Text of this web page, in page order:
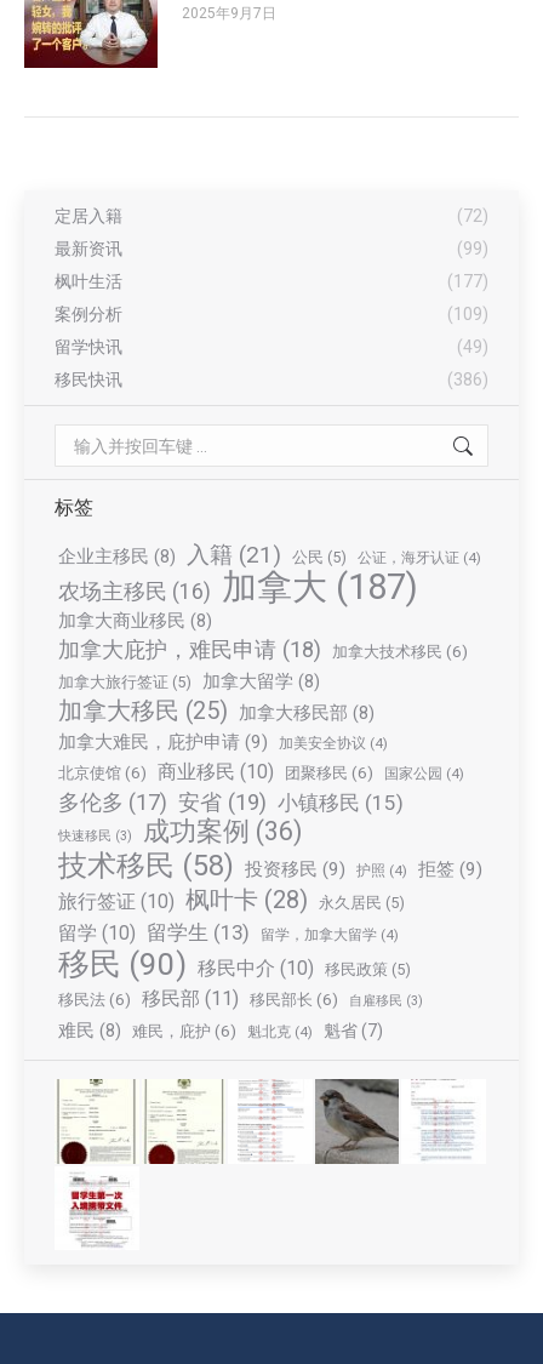
2025年9月7日
定居入籍
(72)
最新资讯
(99)
枫叶生活
(177)
案例分析
(109)
留学快讯
(49)
移民快讯
(386)
Search:
标签
企业主移民 (8) 入籍 (21) 公民 (5) 公证，海牙认证 (4)
农场主移民 (16) 加拿大 (187)
加拿大商业移民 (8)
加拿大庇护，难民申请 (18) 加拿大技术移民 (6)
加拿大旅行签证 (5) 加拿大留学 (8)
加拿大移民 (25) 加拿大移民部 (8)
加拿大难民，庇护申请 (9) 加美安全协议 (4)
北京使馆 (6) 商业移民 (10) 团聚移民 (6) 国家公园 (4)
多伦多 (17) 安省 (19) 小镇移民 (15)
快速移民 (3) 成功案例 (36)
技术移民 (58) 投资移民 (9) 护照 (4) 拒签 (9)
旅行签证 (10) 枫叶卡 (28) 永久居民 (5)
留学 (10) 留学生 (13) 留学，加拿大留学 (4)
移民 (90) 移民中介 (10) 移民政策 (5)
移民法 (6) 移民部 (11) 移民部长 (6) 自雇移民 (3)
难民 (8) 难民，庇护 (6) 魁北克 (4) 魁省(7)